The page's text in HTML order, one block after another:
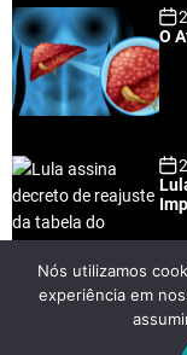
O
Nós utilizamos
experiência em